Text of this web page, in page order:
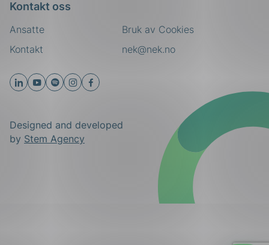
Kontakt oss
Ansatte
nek@nek.no
Kontakt
Bruk av Cookies
Designed and developed
by Stem Agency